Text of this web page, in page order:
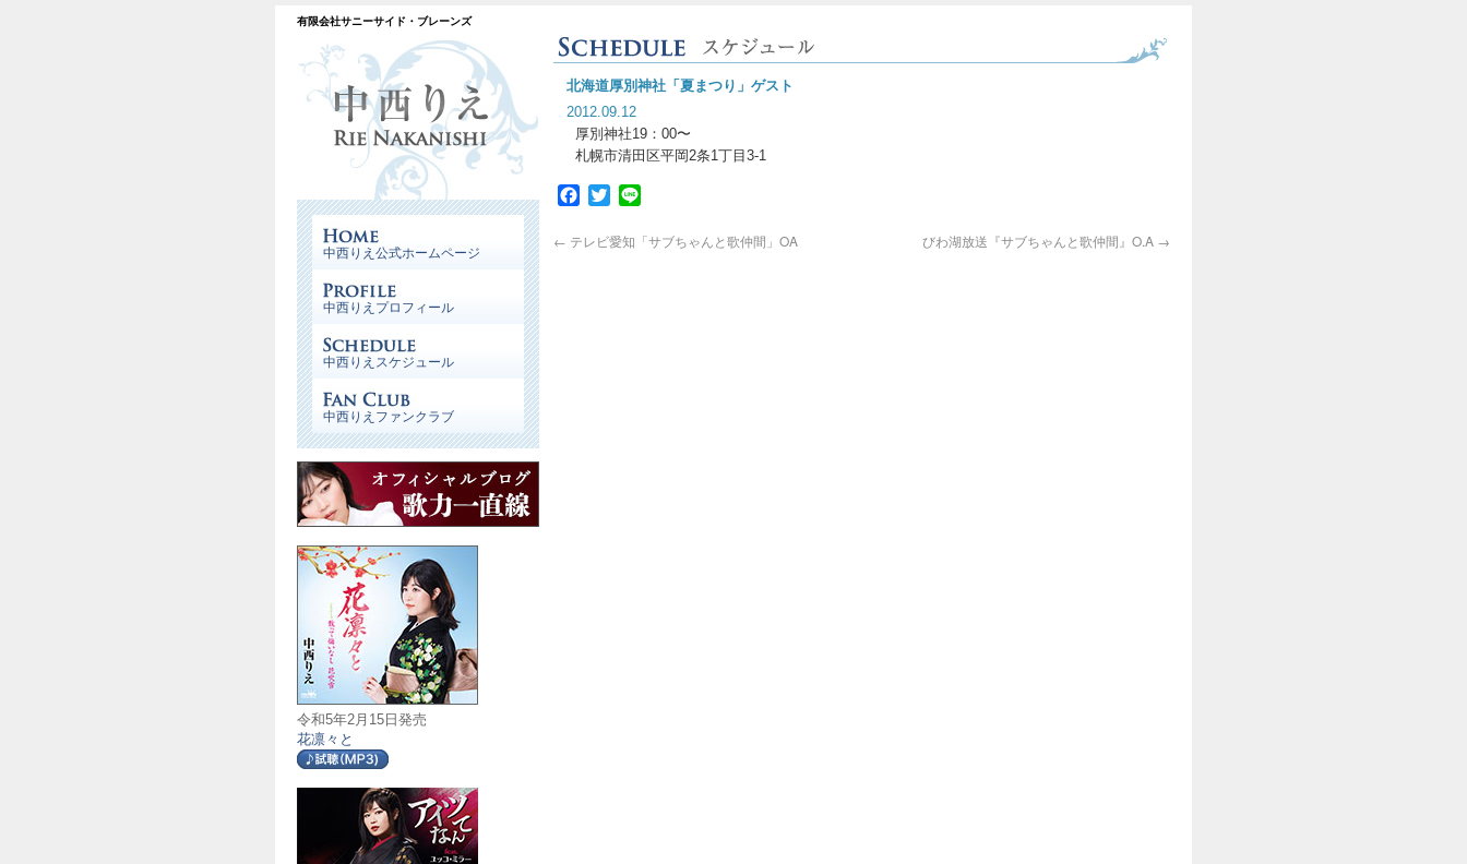
有限会社サニーサイド・ブレーンズ
北海道厚別神社「夏まつり」ゲスト
2012.09.12
厚別神社19：00〜
札幌市清田区平岡2条1丁目3-1
Facebook
Twitter
← テレビ愛知「サブちゃんと歌仲間」OA びわ湖放送『サブちゃんと歌仲間』O.A →
中西りえ公式ホームページ
中西りえプロフィール
中西りえスケジュール
中西りえファンクラブ
令和5年2月15日発売
花凛々と